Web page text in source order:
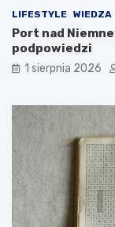
LIFESTYLE WIEDZA
Port nad
podpowiedzi
1 sierpnia 2026